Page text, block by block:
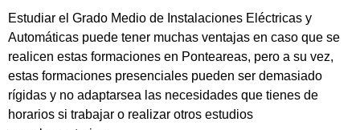
Estudiar el Grado Medio de Instalaciones Eléctricas y
Automáticas puede tener muchas ventajas en caso que se
realicen estas formaciones en Ponteareas, pero a su vez,
estas formaciones presenciales pueden ser demasiado
rígidas y no adaptarsea las necesidades que tienes de
horarios si trabajar o realizar otros estudios